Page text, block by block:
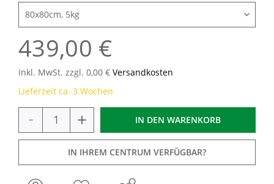
439,00 €
Inkl. MwSt. zzgl. 0,00 € Versandkosten
Lieferzeit ca. 3 Wochen
- + IN DEN WARENKORB
IN IHREM CENTRUM VERFÜGBAR?